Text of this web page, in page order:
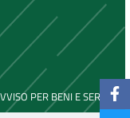
PER BENI E SERVIZI